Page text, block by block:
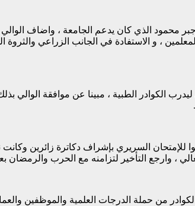
محمود الذي كان يدعم الجامعة ، واضاف الوالي
، و الاستفادة في الجانب الزراعي والثروة
الكوادر الطبية ، مبينا عن موافقة الوالي
الجامعة إلي تعيين الكوادر من حملة الدرجات